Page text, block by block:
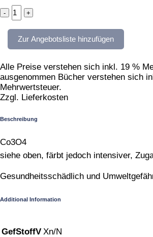
Kobaltoxid
quantity
Zur Angebotsliste hinzufügen
Alle Preise verstehen sich inkl. 19 %
ausgenommen Bücher verstehen sich
Mehrwertsteuer.
Zzgl. Lieferkosten
Beschreibung
Co3O4
siehe oben, färbt jedoch intensiver,
Gesundheitsschädlich und
Additional Information
GefStoffV Xn/N